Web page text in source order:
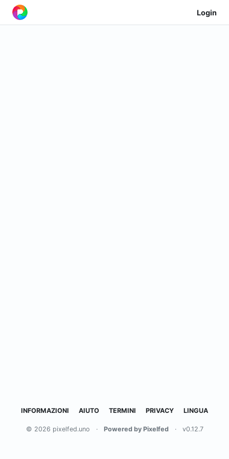
Login
INFORMAZIONI AIUTO TERMINI PRIVACY LINGUA
© 2026 pixelfed.uno · Powered by Pixelfed · v0.12.7